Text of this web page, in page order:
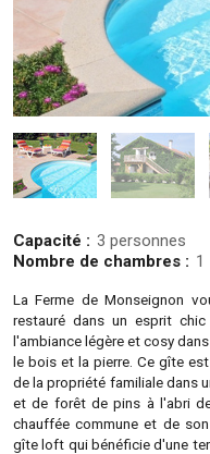
Capacité : 3 personnes
Nombre de chambres : 1
La Ferme de Monseignon
restauré dans un esprit
l'ambiance légère et cosy
le bois et la pierre. Ce gîte
de la propriété familiale dans
et de forêt de pins à l'abri
chauffée commune et de
gîte loft qui bénéficie d'une